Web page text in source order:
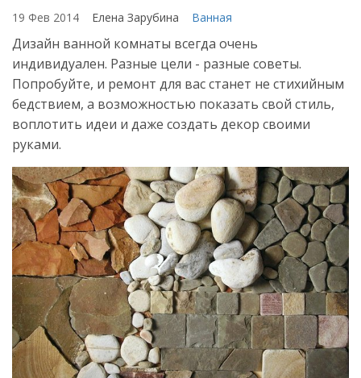
19 Фев 2014 Елена Зарубина Ванная
Дизайн ванной комнаты всегда очень
индивидуален. Разные цели - разные советы.
Попробуйте, и ремонт для вас станет не стихийным
бедствием, а возможностью показать свой стиль,
воплотить идеи и даже создать декор своими
руками.